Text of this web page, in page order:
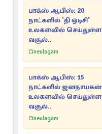
பாக்ஸ் ஆபிஸ்: 20
நாட்களில் 'தி ஒடிசி'
உலகளவில் செய்துள்ள
வசூல்..
Cineulagam
பாக்ஸ் ஆபிஸ்: 15
நாட்களில் ஜனநாயகன்
உலகளவில் செய்துள்ள
வசூல்..
Cineulagam